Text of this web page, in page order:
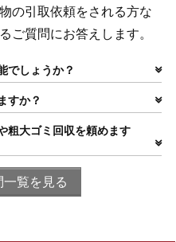
の引取依頼をされる方な
ご質問にお答えします。
でしょうか？
すか？
粗大ゴミ回収を頼めます
一覧を見る